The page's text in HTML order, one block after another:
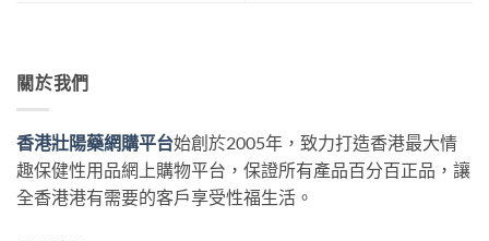
關於我們
香港壯陽藥網購平台始創於2005年，致力打造香港最大情
趣保健性用品網上購物平台，保證所有產品百分百正品，讓
全香港港有需要的客戶享受性福生活。